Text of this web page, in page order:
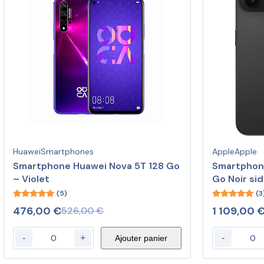
HuaweiSmartphones
Smartphone Huawei Nova 5T 128 Go
– Violet
out of 5
(5)
526,00€
476,00 €
- + Ajouter panier
AppleApple
Go Noir
out of 5
1 109,00
-